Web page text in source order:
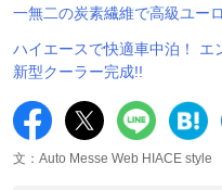
一無二の炭素繊維で高級ユー
ハイエースで快適車中泊！ エ
新型クーラー完成!!
文：Auto Messe Web HIACE style